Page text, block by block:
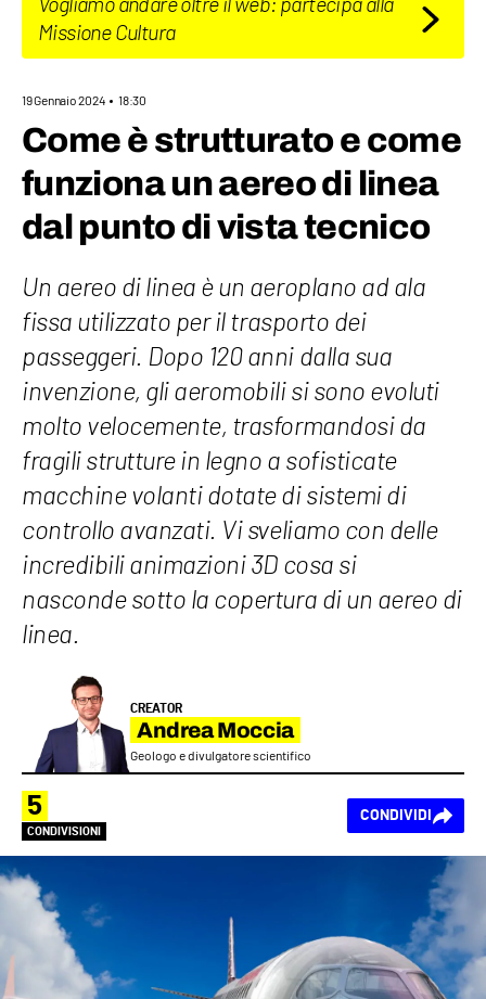
Vogliamo andare oltre il web: partecipa alla
Missione Cultura
19 Gennaio 2024 18:30
Come è strutturato e come
funziona un aereo di linea
dal punto di vista tecnico
Un aereo di linea è un aeroplano ad ala
fissa utilizzato per il trasporto dei
passeggeri. Dopo 120 anni dalla sua
invenzione, gli aeromobili si sono evoluti
molto velocemente, trasformandosi da
fragili strutture in legno a sofisticate
macchine volanti dotate di sistemi di
controllo avanzati. Vi sveliamo con delle
incredibili animazioni 3D cosa si
nasconde sotto la copertura di un aereo di
linea.
CREATOR
Andrea Moccia
Geologo e divulgatore scientifico
5
CONDIVISIONI
CONDIVIDI